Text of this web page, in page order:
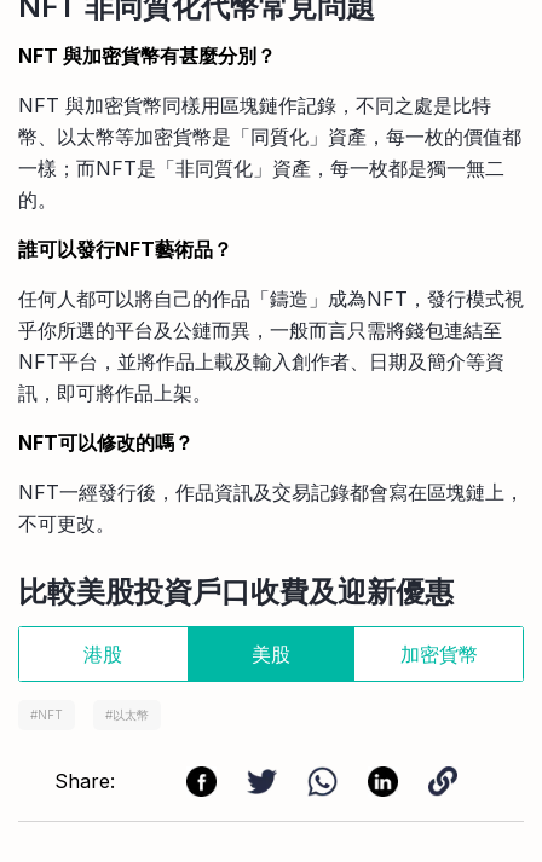
NFT 與加密貨幣有甚麼分別？
NFT 與加密貨幣同樣用區塊鏈作記錄，不同之處是比特
幣、以太幣等加密貨幣是「同質化」資產，每一枚的價值都
一樣；而NFT是「非同質化」資產，每一枚都是獨一無二
的。
誰可以發行NFT藝術品？
任何人都可以將自己的作品「鑄造」成為NFT，發行模式視
乎你所選的平台及公鏈而異，一般而言只需將錢包連結至
NFT平台，並將作品上載及輸入創作者、日期及簡介等資
訊，即可將作品上架。
NFT可以修改的嗎？
NFT一經發行後，作品資訊及交易記錄都會寫在區塊鏈上，
不可更改。
比較美股投資戶口收費及迎新優惠
港股 美股 加密貨幣
#NFT #以太幣
Share: